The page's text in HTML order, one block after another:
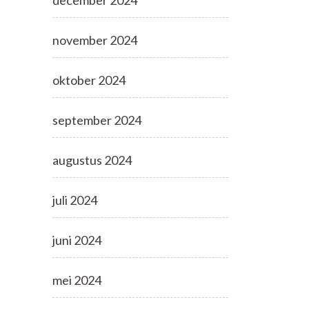
november 2024
oktober 2024
september 2024
augustus 2024
juli 2024
juni 2024
mei 2024